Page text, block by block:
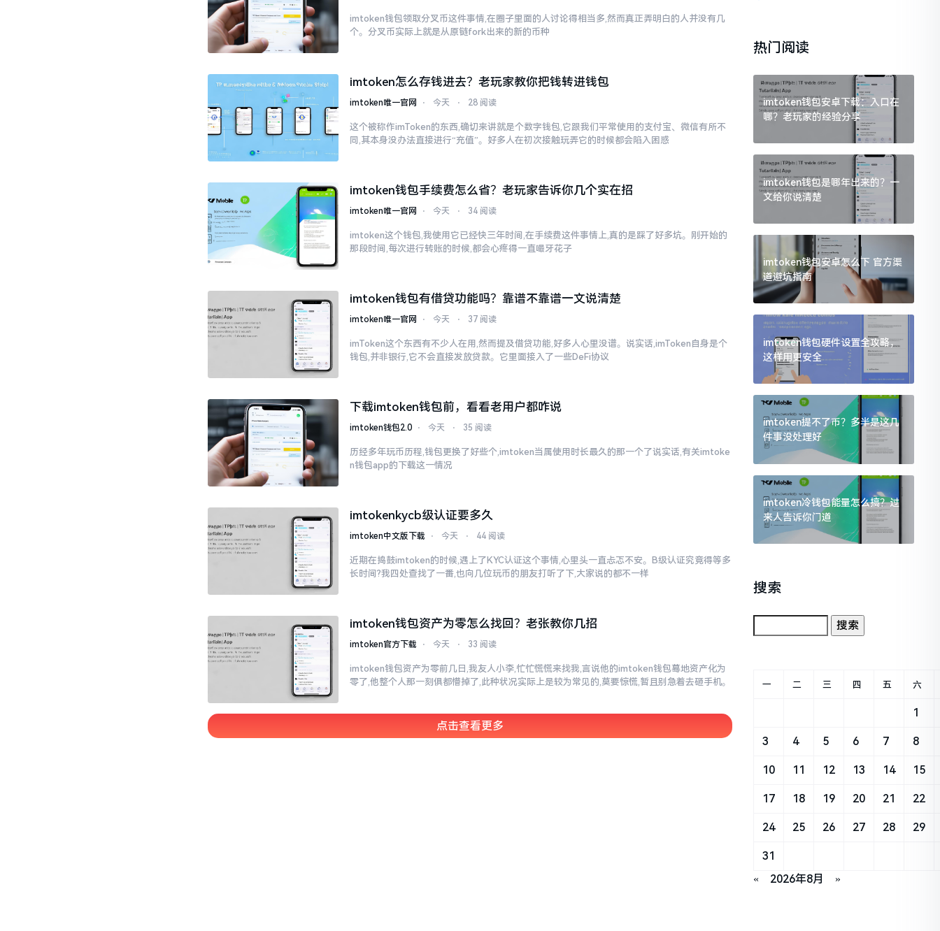
imtoken钱包领取分叉币这件事情,在圈子里面的人讨论得相当多,然而真正弄明白的人并没有几
个。分叉币实际上就是从原链fork出来的新的币种
imtoken怎么存钱进去？老玩家教你把钱转进钱包
imtoken唯一官网 ⋅ 今天 ⋅ 28 阅读
这个被称作imToken的东西,确切来讲就是个数字钱包,它跟我们平常使用的支付宝、微信有所不
同,其本身没办法直接进行“充值”。好多人在初次接触玩弄它的时候都会陷入困惑
imtoken钱包手续费怎么省？老玩家告诉你几个实在招
imtoken唯一官网 ⋅ 今天 ⋅ 34 阅读
imtoken这个钱包,我使用它已经快三年时间,在手续费这件事情上,真的是踩了好多坑。刚开始的
那段时间,每次进行转账的时候,都会心疼得一直嘬牙花子
imtoken钱包有借贷功能吗？靠谱不靠谱一文说清楚
imtoken唯一官网 ⋅ 今天 ⋅ 37 阅读
imToken这个东西有不少人在用,然而提及借贷功能,好多人心里没谱。说实话,imToken自身是个
钱包,并非银行,它不会直接发放贷款。它里面接入了一些DeFi协议
下载imtoken钱包前，看看老用户都咋说
imtoken钱包2.0 ⋅ 今天 ⋅ 35 阅读
历经多年玩币历程,钱包更换了好些个,imtoken当属使用时长最久的那一个了说实话,有关imtoke
n钱包app的下载这一情况
imtokenkycb级认证要多久
imtoken中文版下载 ⋅ 今天 ⋅ 44 阅读
近期在捣鼓imtoken的时候,遇上了KYC认证这个事情,心里头一直忐忑不安。B级认证究竟得等多
长时间?我四处查找了一番,也向几位玩币的朋友打听了下,大家说的都不一样
imtoken钱包资产为零怎么找回？老张教你几招
imtoken官方下载 ⋅ 今天 ⋅ 33 阅读
imtoken钱包资产为零前几日,我友人小李,忙忙慌慌来找我,言说他的imtoken钱包蓦地资产化为
零了,他整个人那一刻俱都懵掉了,此种状况实际上是较为常见的,莫要惊慌,暂且别急着去砸手机。
点击查看更多
热门阅读
imtoken钱包安卓下载：入口在
哪？老玩家的经验分享
imtoken钱包是哪年出来的？一
文给你说清楚
imtoken钱包安卓怎么下 官方渠
道避坑指南
imtoken钱包硬件设置全攻略，
这样用更安全
imtoken提不了币？多半是这几
件事没处理好
imtoken冷钱包能量怎么搞？过
来人告诉你门道
搜索
« 2026年8月 »
一 二 三 四 五 六
1
3 4 5 6 7 8
10 11 12 13 14 15
17 18 19 20 21 22
24 25 26 27 28 29
31